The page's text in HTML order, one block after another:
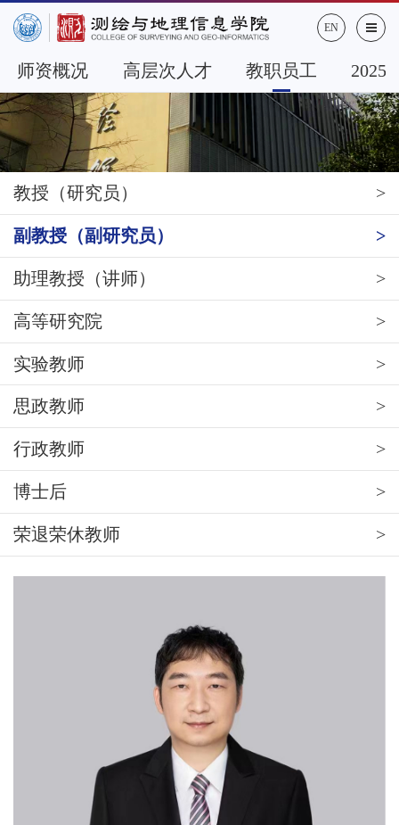
EN
师资概况 高层次人才 教职员工 2025
教授（研究员）
副教授（副研究员）
助理教授（讲师）
高等研究院
实验教师
思政教师
行政教师
博士后
荣退荣休教师